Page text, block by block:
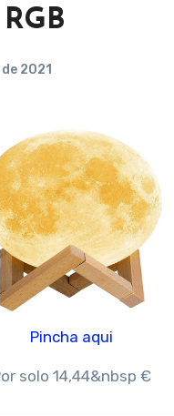
2021
Pincha aqui
solo 14,44&nbsp €